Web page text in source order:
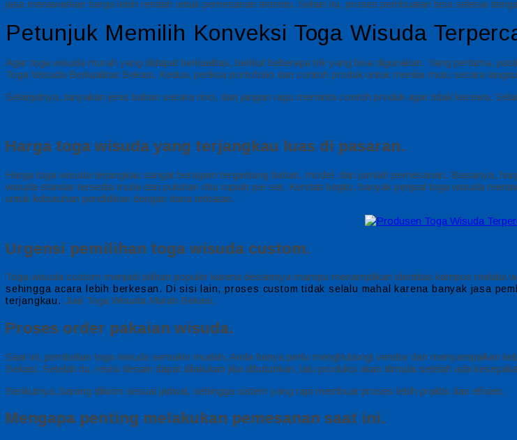
jasa menawarkan harga lebih rendah untuk pemesanan tertentu. Selain itu, proses pembuatan bisa selesai
Petunjuk Memilih Konveksi Toga Wisuda
Agar toga wisuda murah yang didapat berkualitas, berikut beberapa trik yang bisa digunakan. Yang pertama,
Toga Wisuda Berkualitas Bekasi, Kedua, periksa portofolio dan contoh produk untuk menilai mutu secara
Selanjutnya, tanyakan jenis bahan secara rinci, dan jangan ragu meminta contoh produk agar tidak kecewa.
Harga toga wisuda yang terjangkau luas di pasaran.
Harga toga wisuda terjangkau sangat beragam tergantung bahan, model, dan jumlah pemesanan. Biasanya,
wisuda standar tersedia mulai dari puluhan ribu rupiah per set. Kendati begitu, banyak penjual toga wisuda
untuk kebutuhan pendidikan dengan dana terbatas.
Urgensi pemilihan toga wisuda custom.
Toga wisuda custom menjadi pilihan populer karena desainnya mampu menampilkan identitas kampus melalui
sehingga acara lebih berkesan. Di sisi lain, proses custom tidak selalu mahal karena banyak jasa
terjangkau. Jual Toga Wisuda Murah Bekasi,
Proses order pakaian wisuda.
Saat ini, pembelian toga wisuda semakin mudah, Anda hanya perlu menghubungi vendor dan menyampaikan
Bekasi, Setelah itu, revisi desain dapat dilakukan jika dibutuhkan, lalu produksi akan dimulai setelah ada
Berikutnya, barang dikirim sesuai jadwal, sehingga sistem yang rapi membuat proses lebih praktis dan efisien.
Mengapa penting melakukan pemesanan saat ini.